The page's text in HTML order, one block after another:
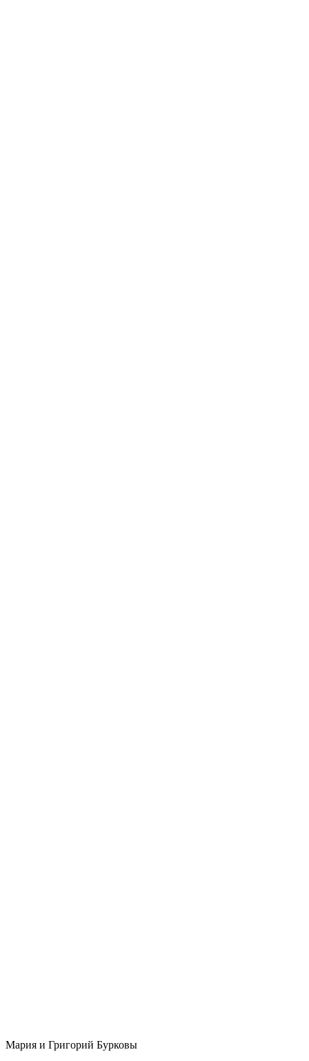
Мария и Григорий Бурковы